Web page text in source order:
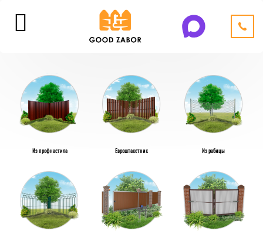
Из профнастила Евроштакетник Из рабицы